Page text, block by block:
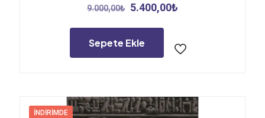
9.000,00₺ Orijinal
9.000,00₺.
5.400,00₺
5.400,00₺.
Sepete Ekle
İNDIRIMDE